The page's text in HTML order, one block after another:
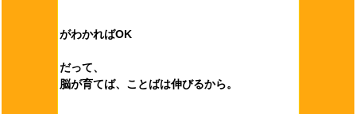
がわかればOK
だって、
脳が育てば、ことばは伸びるから。